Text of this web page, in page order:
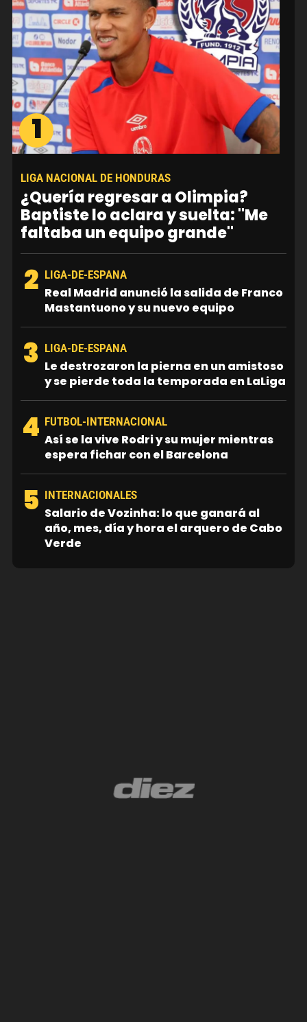
1
LIGA NACIONAL DE HONDURAS
¿Quería regresar a Olimpia?
Baptiste lo aclara y suelta: "Me
faltaba un equipo grande"
2 LIGA-DE-ESPANA
Real Madrid anunció la salida de Franco
Mastantuono y su nuevo equipo
3 LIGA-DE-ESPANA
Le destrozaron la pierna en un amistoso
y se pierde toda la temporada en LaLiga
4 FUTBOL-INTERNACIONAL
Así se la vive Rodri y su mujer mientras
espera fichar con el Barcelona
5 INTERNACIONALES
Salario de Vozinha: lo que ganará al
año, mes, día y hora el arquero de Cabo
Verde